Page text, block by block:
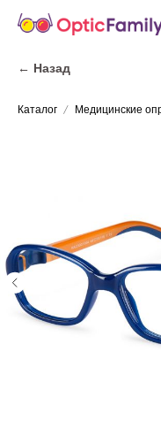
← Назад
Каталог Медицинские